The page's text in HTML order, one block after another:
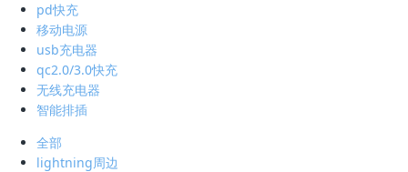
pd快充
移动电源
usb充电器
qc2.0/3.0快充
无线充电器
智能排插
全部
lightning周边